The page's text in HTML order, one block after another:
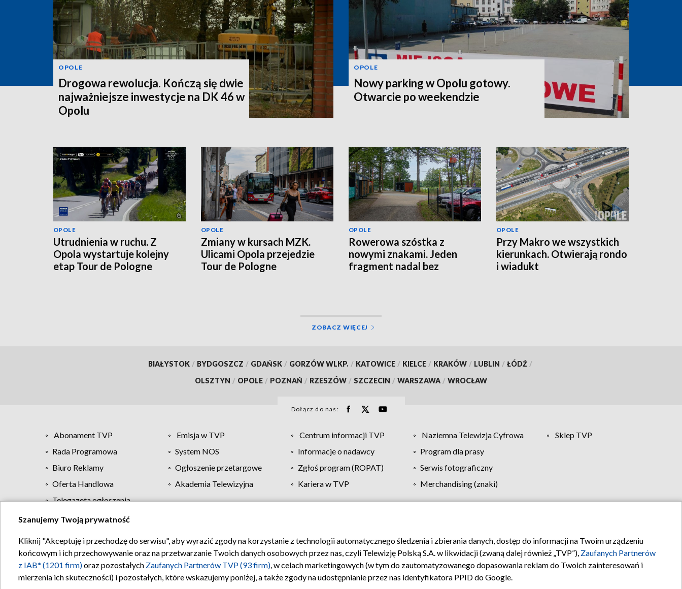
OPOLE
Drogowa rewolucja. Kończą się dwie
najważniejsze inwestycje na DK 46 w
Opolu
OPOLE
Nowy parking w Opolu gotowy.
Otwarcie po weekendzie
OPOLE
Utrudnienia w ruchu. Z
Opola wystartuje kolejny
etap Tour de Pologne
OPOLE
Zmiany w kursach MZK.
Ulicami Opola przejedzie
Tour de Pologne
OPOLE
Rowerowa szóstka z
nowymi znakami. Jeden
fragment nadal bez
OPOLE
Przy Makro we wszystkich
kierunkach. Otwierają rondo
i wiadukt
ZOBACZ WIĘCEJ
BIAŁYSTOK / BYDGOSZCZ / GDAŃSK / GORZÓW WLKP. / KATOWICE / KIELCE / KRAKÓW / LUBLIN / ŁÓDŹ /
OLSZTYN / OPOLE / POZNAŃ / RZESZÓW / SZCZECIN / WARSZAWA / WROCŁAW
Dołącz do nas:
Abonament TVP Emisja w TVP Centrum informacji TVP Naziemna Telewizja Cyfrowa
Sklep TVP
Rada Programowa
System NOS Informacje o nadawcy
Program dla prasy
Biuro Reklamy
Ogłoszenie przetargowe Zgłoś program (ROPAT)
Serwis fotograficzny
Oferta Handlowa
Akademia Telewizyjna Kariera w TVP
Merchandising (znaki)
Telegazeta ogłoszenia
Regulamin TVP Polityka prywatności Moje zgody Pomoc Biuro reklamy Kontakt
Szanujemy Twoją prywatność
Kliknij "Akceptuję i przechodzę do serwisu", aby wyrazić zgody na korzystanie z technologii automatycznego śledzenia i zbierania danych, dostęp do informacji na Twoim urządzeniu
końcowym i ich przechowywanie oraz na przetwarzanie Twoich danych osobowych przez nas, czyli Telewizję Polską S.A. w likwidacji (zwaną dalej również „TVP”), Zaufanych Partnerów
z IAB* (1201 firm)oraz pozostałych Zaufanych Partnerów TVP (93 firm), w celach marketingowych (w tym do zautomatyzowanego dopasowania reklam do Twoich zainteresowań i
mierzenia ich skuteczności) i pozostałych, które wskazujemy poniżej, a także zgody na udostępnianie przez nas identyfikatora PPID do Google.